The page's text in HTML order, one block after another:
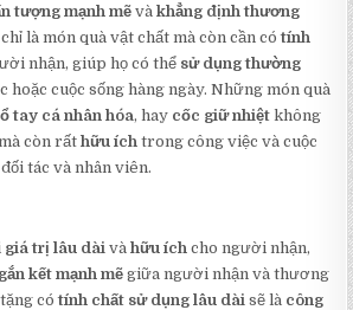
tượng mạnh mẽvàkhẳng định thương
là món quà vật chất mà còn cần cótính
nhận, giúp họ có thể sử dụng thường
hoặc cuộc sống hàng ngày. Những món quà
tay cá nhân hóa, hay cốc giữ nhiệt không
còn rấthữu ích trong công việc và cuộc
tác và nhân viên.
giá trị lâu dài vàhữu ích cho người nhận,
kết mạnh mẽ giữa người nhận và thương
tặng cótính chất sử dụng lâu dài sẽ là công